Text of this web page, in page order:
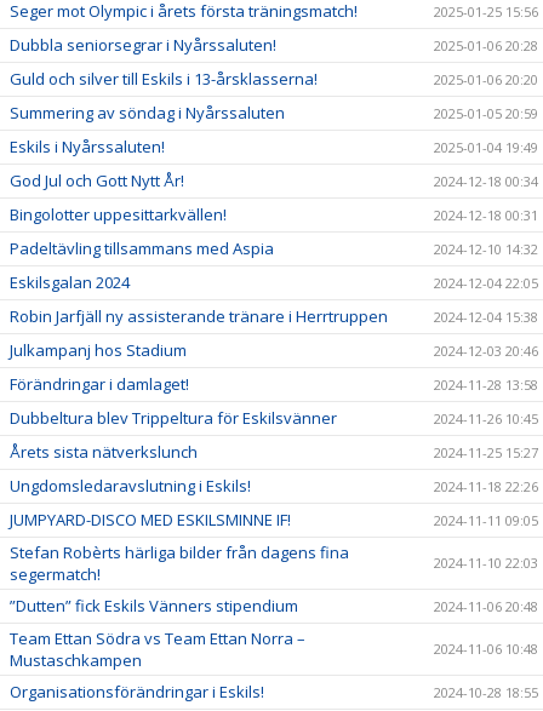
Seger mot Olympic i årets första träningsmatch! 2025-01-25 15:56
Dubbla seniorsegrar i Nyårssaluten! 2025-01-06 20:28
Guld och silver till Eskils i 13-årsklasserna! 2025-01-06 20:20
Summering av söndag i Nyårssaluten 2025-01-05 20:59
Eskils i Nyårssaluten! 2025-01-04 19:49
God Jul och Gott Nytt År! 2024-12-18 00:34
Bingolotter uppesittarkvällen! 2024-12-18 00:31
Padeltävling tillsammans med Aspia 2024-12-10 14:32
Eskilsgalan 2024 2024-12-04 22:05
Robin Jarfjäll ny assisterande tränare i Herrtruppen 2024-12-04 15:38
Julkampanj hos Stadium 2024-12-03 20:46
Förändringar i damlaget! 2024-11-28 13:58
Dubbeltura blev Trippeltura för Eskilsvänner 2024-11-26 10:45
Årets sista nätverkslunch 2024-11-25 15:27
Ungdomsledaravslutning i Eskils! 2024-11-18 22:26
JUMPYARD-DISCO MED ESKILSMINNE IF! 2024-11-11 09:05
Stefan Robèrts härliga bilder från dagens fina
segermatch!
2024-11-10 22:03
”Dutten” fick Eskils Vänners stipendium 2024-11-06 20:48
Team Ettan Södra vs Team Ettan Norra –
Mustaschkampen
2024-11-06 10:48
Organisationsförändringar i Eskils! 2024-10-28 18:55